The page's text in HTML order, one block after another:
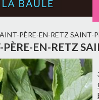
PÈRE-EN-RETZ SAINT-
EN-RETZ